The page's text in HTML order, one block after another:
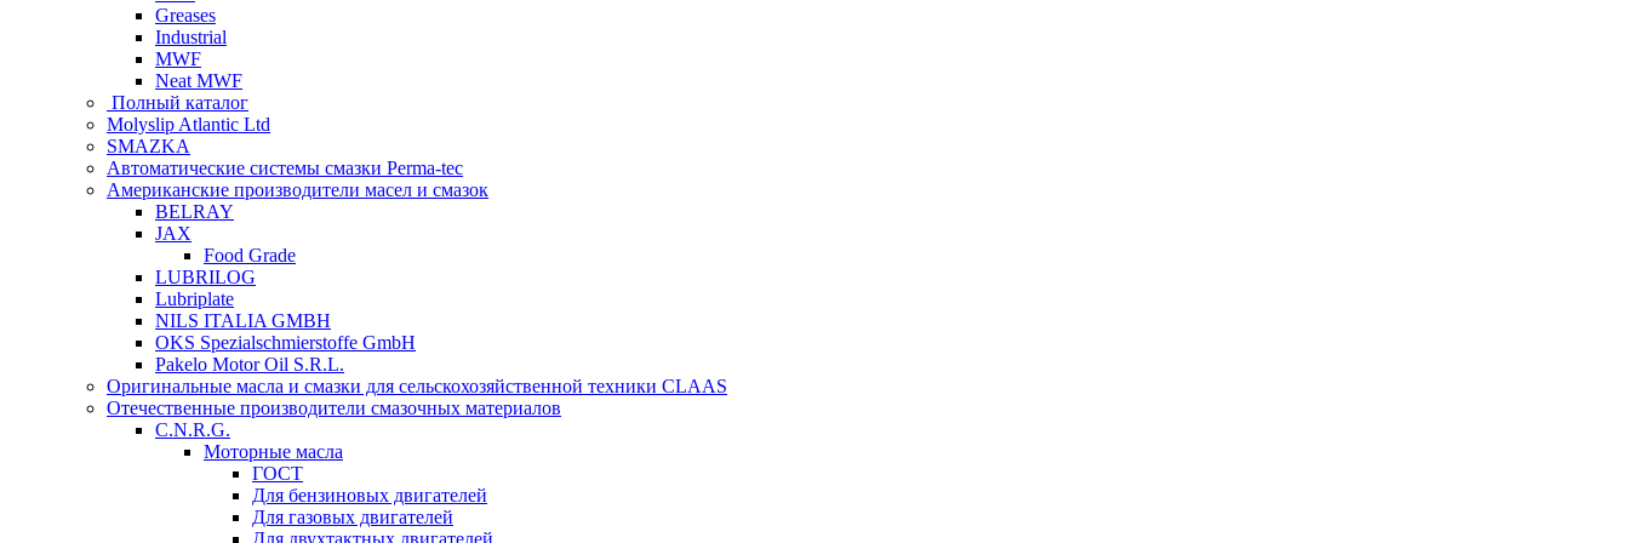
Greases
Industrial
MWF
Neat MWF
Полный каталог
Molyslip Atlantic Ltd
SMAZKA
Автоматические системы смазки Perma-tec
Американские производители масел и смазок
BELRAY
JAX
Food Grade
LUBRILOG
Lubriplate
NILS ITALIA GMBH
OKS Spezialschmierstoffe GmbH
Pakelo Motor Oil S.R.L.
Оригинальные масла и смазки для сельскохозяйственной техники CLAAS
Отечественные производители смазочных материалов
C.N.R.G.
Моторные масла
ГОСТ
Для бензиновых двигателей
Для газовых двигателей
Для двухтактных двигателей